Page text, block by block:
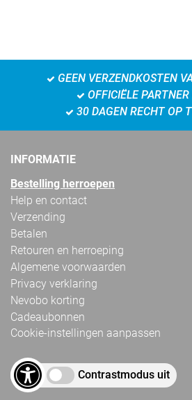
GEEN VERZENDKOSTEN
OFFICIËLE
30 DAGEN RECHT OP
INFORMATIE
Bestelling herroepen
Help en contact
Verzending
Betalen
Retouren en herroeping
Algemene voorwaarden
Privacy verklaring
Nevobo korting
Cadeaubonnen
Cookie-instellingen aanpassen
Contrastmodus uit